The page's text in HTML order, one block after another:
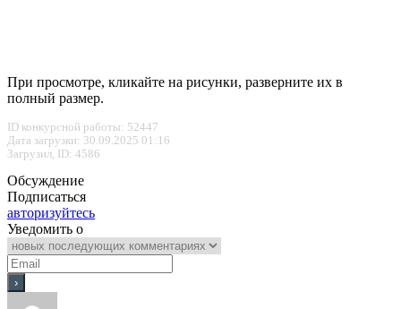
При просмотре, кликайте на рисунки, разверните их в
полный размер.
ID конкурсной работы: 52447
Дата загрузки: 30.09.2025 01:16
Загрузил, ID: 4586
Обсуждение
Подписаться
авторизуйтесь
Уведомить о